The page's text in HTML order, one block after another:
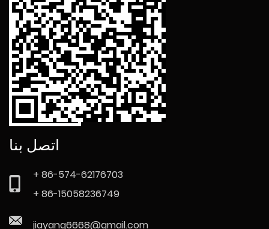
اتصل بنا
+ 86-574-62176703
+ 86-15058236749
jiayang6668@gmail.com